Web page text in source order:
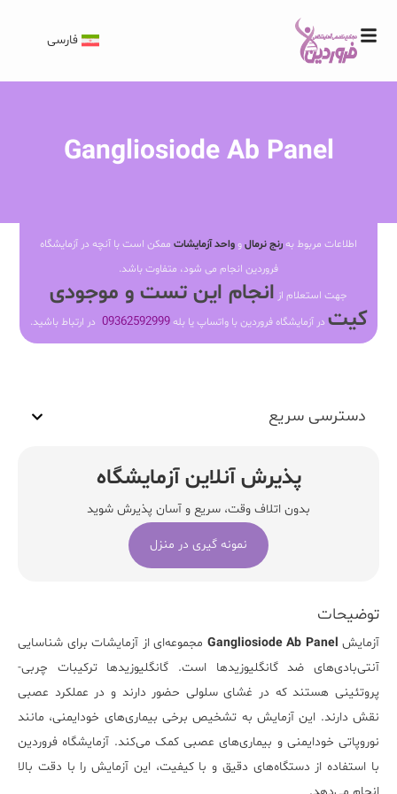
فارسی
Gangliosiode Ab Panel
اطلاعات مربوط بهرنج نرمالو واحد آزمایشات ممکن است با آنچه در آزمایشگاه
فروردین انجام می شود، متفاوت باشد.
جهت استعلام از انجام این تست و موجودی
کیت در آزمایشگاه فروردین با واتساپ یا بله09362592999 در ارتباط باشید.
توضیحات
آزمایش Gangliosiode Ab Panel مجموعه‌ای از آزمایشات برای شناسایی
آنتی‌بادی‌های ضد گانگلیوزیدها است. گانگلیوزیدها ترکیبات چربی-
پروتئینی هستند که در غشای سلولی حضور دارند و در عملکرد عصبی
نقش دارند. این آزمایش به تشخیص برخی بیماری‌های خودایمنی، مانند
نوروپاتی خودایمنی و بیماری‌های عصبی کمک می‌کند. آزمایشگاه فروردین
با استفاده از دستگاه‌های دقیق و با کیفیت، این آزمایش را با دقت بالا
دسترسی سریع
پذیرش آنلاین آزمایشگاه
بدون اتلاف وقت، سریع و آسان پذیرش شوید
نمونه گیری در منزل